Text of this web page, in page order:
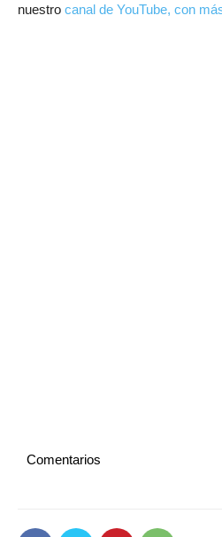
nuestro canal de YouTube, con
Comentarios